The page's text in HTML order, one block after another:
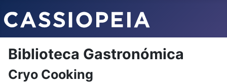
Biblioteca Gastronómica
Cryo Cooking